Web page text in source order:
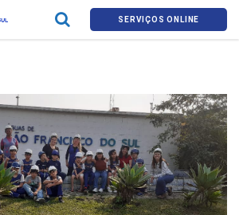
SERVIÇOS ONLINE